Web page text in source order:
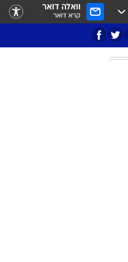
וואלה דואר
קרא דואר